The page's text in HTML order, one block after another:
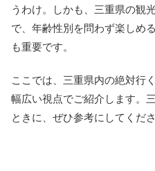
うわけ。しかも、三重県の観
で、年齢性別を問わず楽しめ
も重要です。
ここでは、三重県内の絶対行
幅広い視点でご紹介します。
ときに、ぜひ参考にしてくださ